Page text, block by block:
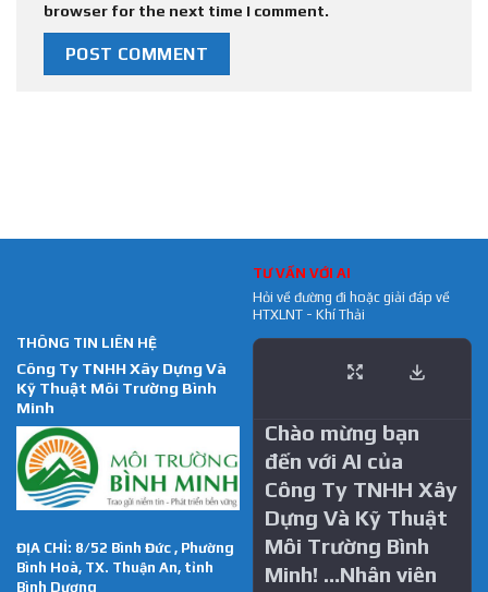
browser for the next time I comment.
THÔNG TIN LIÊN HỆ
Công Ty TNHH Xây Dựng Và
Kỹ Thuật Môi Trường Bình
Minh
ĐỊA CHỈ: 8/52 Bình Đức , Phường
Bình Hoà, TX. Thuận An, tỉnh
Bình Dương
TƯ VẤN VỚI AI
Hỏi về đường đi hoặc giải đáp về
HTXLNT - Khí Thải
Chào mừng bạn
đến với AI của
Công Ty TNHH Xây
Dựng Và Kỹ Thuật
Môi Trường Bình
Minh! …Nhân viên